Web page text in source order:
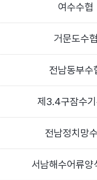
여수수협
거문도수협
전남동부수
제3.4구잠수
전남정치망
서남해수어류양